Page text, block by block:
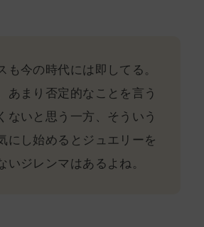
も今の時代には即してる。
あまり否定的なことを言う
ないと思う一方、そういう
にし始めるとジュエリーを
いジレンマはあるよね。